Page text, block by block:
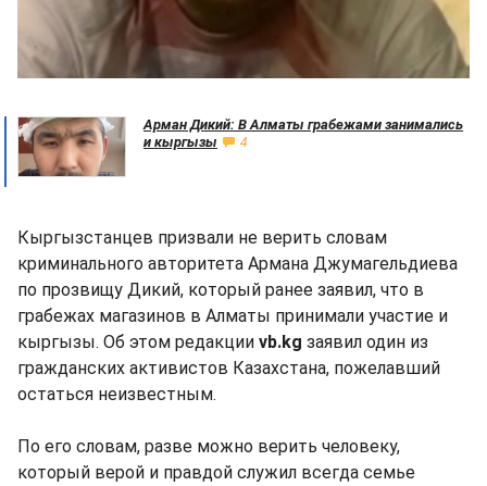
Арман Дикий: В Алматы грабежами занимались
и кыргызы
4
Кыргызстанцев призвали не верить словам
криминального авторитета Армана Джумагельдиева
по прозвищу Дикий, который ранее заявил, что в
грабежах магазинов в Алматы принимали участие и
кыргызы. Об этом редакции vb.kg заявил один из
гражданских активистов Казахстана, пожелавший
остаться неизвестным.
По его словам, разве можно верить человеку,
который верой и правдой служил всегда семье